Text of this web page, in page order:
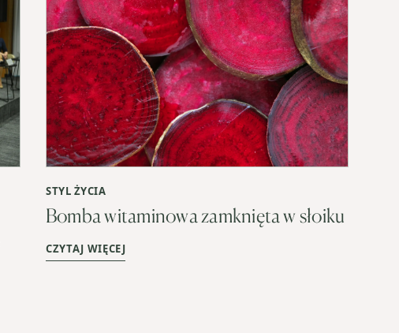
STYL ŻYCIA
Bomba witaminowa zamknięta w słoiku
CZYTAJ WIĘCEJ